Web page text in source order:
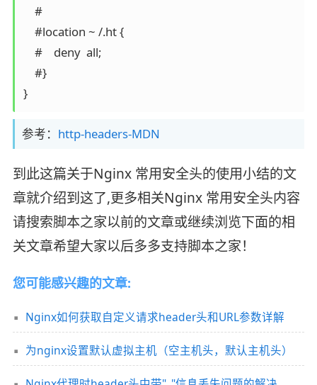
    #
    #location ~ /.ht {
    #    deny  all;
    #}
}
参考： http-headers-MDN
到此这篇关于Nginx 常用安全头的使用小结的文
章就介绍到这了,更多相关Nginx 常用安全头内容
请搜索脚本之家以前的文章或继续浏览下面的相
关文章希望大家以后多多支持脚本之家！
您可能感兴趣的文章:
Nginx如何获取自定义请求header头和URL参数详解
为nginx设置默认虚拟主机（空主机头，默认主机头）